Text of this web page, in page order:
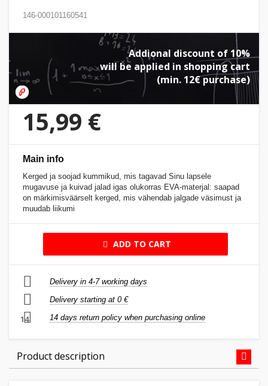
146-000101160541
Addional discount of 10%
will be applied in shopping cart
(min. 12€ purchase)
15,99 €
Main info
Kerged ja soojad kummikud, mis tagavad Sinu lapsele
mugavuse ja kuivad jalad igas olukorras EVA-materjal: saapad
on märkimisväärselt kerged, mis vähendab jalgade väsimust ja
muudab liikumi
ADD TO CART
Delivery in 4-7 working days
Delivery starting at 0 €
14 14 days return policy when purchasing online
Product description
Beauty
Sport
&
hobbies